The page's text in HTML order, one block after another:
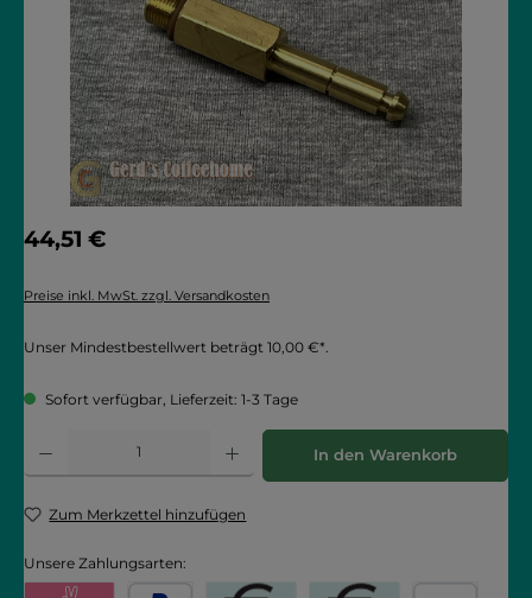
Regulärer Preis:
44,51 €
Preise inkl. MwSt. zzgl. Versandkosten
Unser Mindestbestellwert beträgt 10,00 €*.
Sofort verfügbar, Lieferzeit: 1-3 Tage
Produkt Anzahl: Gib den gewünschten Wert ein oder benutze die
In den Warenkorb
Zum Merkzettel hinzufügen
Unsere Zahlungsarten: